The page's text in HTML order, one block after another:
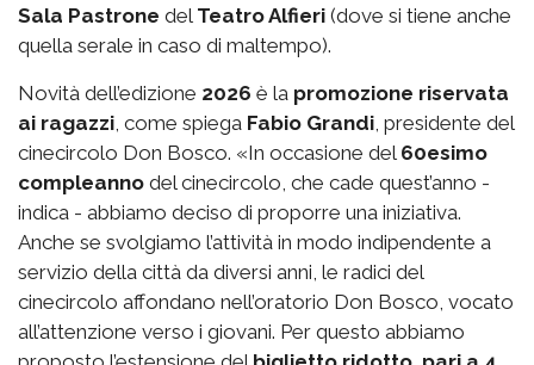
Sala Pastrone del Teatro Alfieri (dove si tiene anche
quella serale in caso di maltempo).
Novità dell’edizione 2026 è la promozione riservata
ai ragazzi, come spiega Fabio Grandi, presidente del
cinecircolo Don Bosco. «In occasione del 60esimo
compleanno del cinecircolo, che cade quest’anno -
indica - abbiamo deciso di proporre una iniziativa.
Anche se svolgiamo l’attività in modo indipendente a
servizio della città da diversi anni, le radici del
cinecircolo affondano nell’oratorio Don Bosco, vocato
all’attenzione verso i giovani. Per questo abbiamo